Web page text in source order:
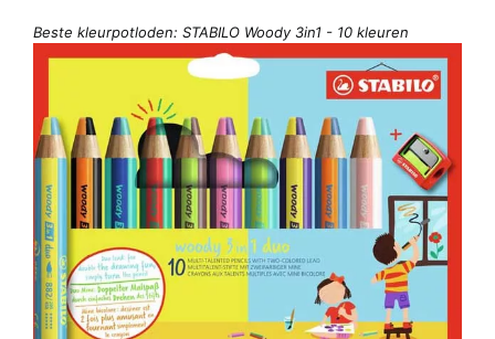
Beste kleurpotloden: STABILO Woody 3in1 - 10 kleuren